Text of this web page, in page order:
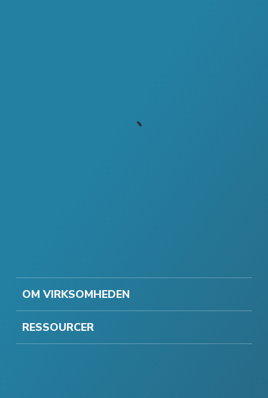
OM VIRKSOMHEDEN
RESSOURCER